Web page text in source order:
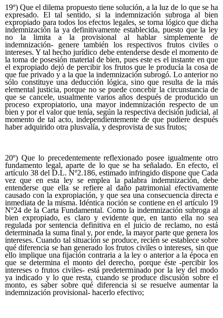
19º) Que el dilema propuesto tiene solución, a la luz de lo que se ha
expresado. El tal sentido, si la indemnización subroga al bien
expropiado para todos los efectos legales, se torna lógico que dicha
indemnización la ya definitivamente establecida, puesto que la ley
no la limita a la provisional al hablar simplemente de
indemnización- genere también los respectivos frutos civiles o
intereses. Y tal hecho jurídico debe entenderse desde el momento de
la toma de posesión material de bien, pues este es el instante en que
el expropiado dejó de percibir los frutos que le producía la cosa de
que fue privado y a la que la indemnización subrogó. Lo anterior no
sólo constituye una deducción lógica, sino que resulta de la más
elemental justicia, porque no se puede concebir la circunstancia de
que se cancele, usualmente varios años después de producido un
proceso expropiatorio, una mayor indemnización respecto de un
bien y por el valor que tenía, según la respectiva decisión judicial, al
momento de tal acto, independientemente de que pudiere después
haber adquirido otra plusvalía, y desprovista de sus frutos;
20º) Que lo precedentemente reflexionado posee igualmente otro
fundamento legal, aparte de lo que se ha señalado. En efecto, el
artículo 38 del D.L. Nº2.186, estimado infringido dispone que Cada
vez que en esta ley se emplea la palabra indemnización, debe
entenderse que ella se refiere al daño patrimonial efectivamente
causado con la expropiación, y que sea una consecuencia directa e
inmediata de la misma. Idéntica noción se contiene en el artículo 19
Nº24 de la Carta Fundamental. Como la indemnización subroga al
bien expropiado, es claro y evidente que, en tanto ella no sea
regulada por sentencia definitiva en el juicio de reclamo, no está
determinada la suma final y, por ende, la mayor parte que genera los
intereses. Cuando tal situación se produce, recién se establece sobre
qué diferencia se han generado los frutos civiles o intereses, sin que
ello implique una fijación contraria a la ley o anterior a la época en
que se determina el monto del derecho, porque éste -percibir los
intereses o frutos civiles- está predeterminado por la ley del modo
ya indicado y lo que resta, cuando se produce discusión sobre el
monto, es saber sobre qué diferencia si se resuelve aumentar la
indemnización provisional- hacerlo efectivo;